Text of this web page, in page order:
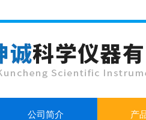
公司简介 产